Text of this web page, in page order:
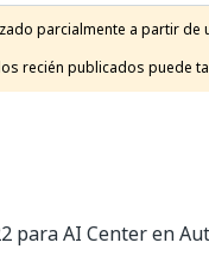
parcialmente a partir
recién publicados puede
para AI Center en